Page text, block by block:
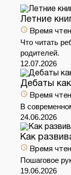
Летние
Время
Что читать
родителей.
12.07.2026
Дебаты
Время
В
24.06.2026
Как
Время
Пошаговое
19.06.2026